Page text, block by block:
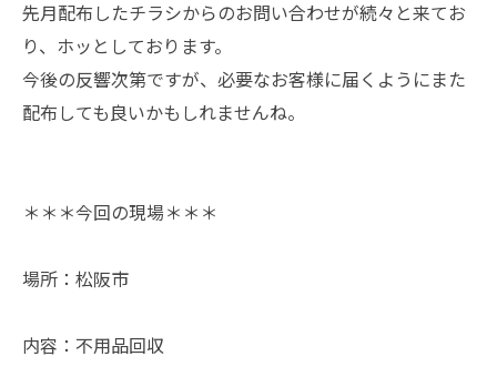
先月配布したチラシからのお問い合わせが続々と来てお
り、ホッとしております。
今後の反響次第ですが、必要なお客様に届くようにまた
配布しても良いかもしれませんね。
＊＊＊今回の現場＊＊＊
場所：松阪市
内容：不用品回収